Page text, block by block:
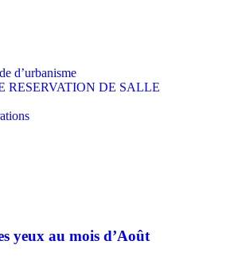
d’urbanisme
RESERVATION DE SALLE
yeux au mois d’Août